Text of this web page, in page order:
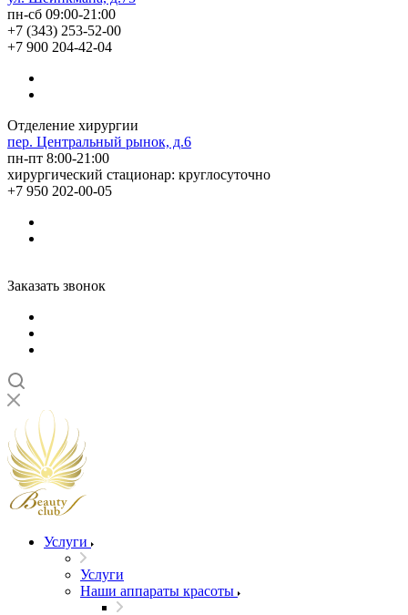
пн-сб 09:00-21:00
+7 (343) 253-52-00
+7 900 204-42-04
Отделение хирургии
пер. Центральный рынок, д.6
пн-пт 8:00-21:00
хирургический стационар: круглосуточно
+7 950 202-00-05
Заказать звонок
Услуги
Услуги
Наши аппараты красоты